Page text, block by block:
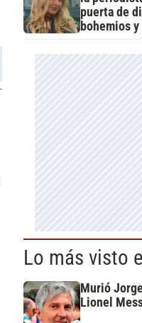
puerta de
bohemios y
Lo más visto
Murió
Lionel